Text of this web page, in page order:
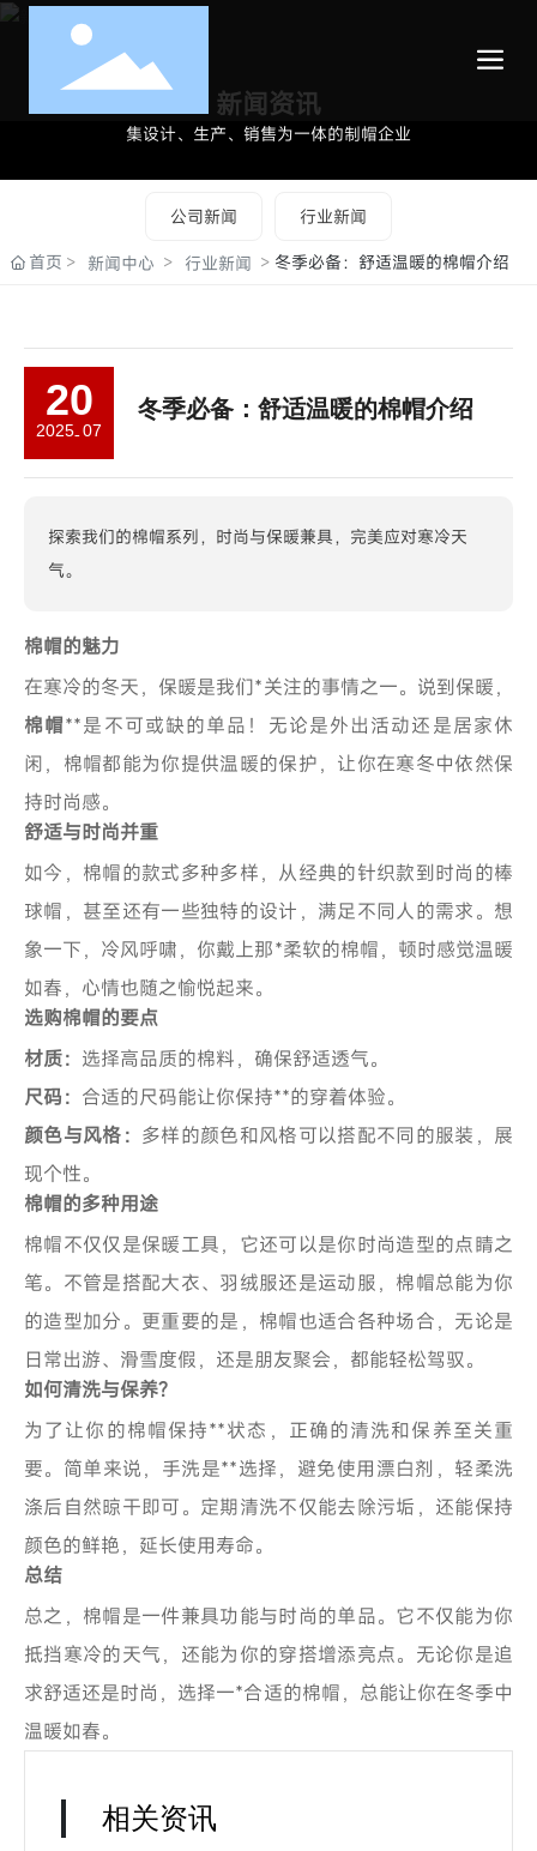
新闻资讯
集设计、生产、销售为一体的制帽企业
公司新闻
行业新闻
首页
新闻中心 行业新闻 冬季必备：舒适温暖的棉帽介绍
20
2025-07
冬季必备：舒适温暖的棉帽介绍
探索我们的棉帽系列，时尚与保暖兼具，完美应对寒冷天
气。
棉帽的魅力
在寒冷的冬天，保暖是我们*关注的事情之一。说到保暖，
棉帽**是不可或缺的单品！无论是外出活动还是居家休
闲，棉帽都能为你提供温暖的保护，让你在寒冬中依然保
持时尚感。
舒适与时尚并重
如今，棉帽的款式多种多样，从经典的针织款到时尚的棒
球帽，甚至还有一些独特的设计，满足不同人的需求。想
象一下，冷风呼啸，你戴上那*柔软的棉帽，顿时感觉温暖
如春，心情也随之愉悦起来。
选购棉帽的要点
材质： 选择高品质的棉料，确保舒适透气。
尺码： 合适的尺码能让你保持**的穿着体验。
颜色与风格： 多样的颜色和风格可以搭配不同的服装，展
现个性。
棉帽的多种用途
棉帽不仅仅是保暖工具，它还可以是你时尚造型的点睛之
笔。不管是搭配大衣、羽绒服还是运动服，棉帽总能为你
的造型加分。更重要的是，棉帽也适合各种场合，无论是
日常出游、滑雪度假，还是朋友聚会，都能轻松驾驭。
如何清洗与保养?
为了让你的棉帽保持**状态，正确的清洗和保养至关重
要。简单来说，手洗是**选择，避免使用漂白剂，轻柔洗
涤后自然晾干即可。定期清洗不仅能去除污垢，还能保持
颜色的鲜艳，延长使用寿命。
总结
总之，棉帽是一件兼具功能与时尚的单品。它不仅能为你
抵挡寒冷的天气，还能为你的穿搭增添亮点。无论你是追
求舒适还是时尚，选择一*合适的棉帽，总能让你在冬季中
温暖如春。
相关资讯